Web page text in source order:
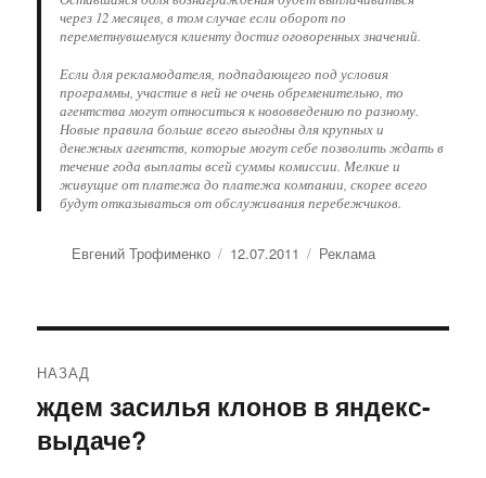
через 12 месяцев, в том случае если оборот по
переметнувшемуся клиенту достиг оговоренных значений.
Если для рекламодателя, подпадающего под условия
программы, участие в ней не очень обременительно, то
агентства могут относиться к нововведению по разному.
Новые правила больше всего выгодны для крупных и
денежных агентств, которые могут себе позволить ждать в
течение года выплаты всей суммы комиссии. Мелкие и
живущие от платежа до платежа компании, скорее всего
будут отказываться от обслуживания перебежчиков.
Автор
Евгений Трофименко Опубликовано
12.07.2011 Рубрики
Реклама
по
записям
НАЗАД
Предыдущая
запись:
ждем засилья клонов в яндекс-
выдаче?